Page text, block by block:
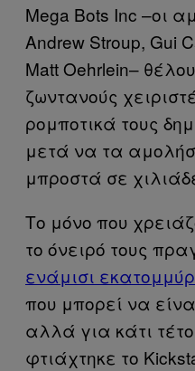
Mega Bots Inc –οι
Andrew Stroup, Gui
Matt Oehrlein–
ζωντανούς
ρομποτικά τους
μετά να τα
μπροστά σε
Το μόνο που
το όνειρό τους
ενάμισι
που μπορεί να
αλλά για κάτι
φτιάχτηκε το